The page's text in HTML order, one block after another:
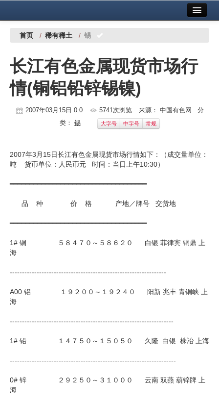
中国有色金属报社主办 广告服务
铜镍铅锌
铝
稀有稀土
科技
《资源再生》杂志
行情报价
数字报
首页 / 稀有稀土 / 锡
长江有色金属现货市场行
情(铜铝铅锌锡镍)
2007年03月15日 0:0 5741次浏览 来源： 中国有色网 分
类： 锡 大字号 中字号 常规
2007年3月15日长江有色金属现货市场行情如下：（成交量单位：
吨 货币单位：人民币元 时间：当日上午10:30）
━━━━━━━━━━━━━━━━━━━━━━━━━━━━━━━━━━━
品 种 价 格 产地／牌号 交货地
━━━━━━━━━━━━━━━━━━━━━━━━━━━━━━━━━━━
1# 铜 ５８４７０～５８６２０ 白银 菲律宾 铜鼎 上
海
----------------------------------------------------------------
A00 铝 １９２００～１９２４０ 阳新 兆丰 青铜峡 上
海
-------------------------------------------------------------------
1# 铅 １４７５０～１５０５０ 久隆 白银 株冶 上海
--------------------------------------------------------------------
0# 锌 ２９２５０～３１０００ 云南 双燕 葫锌牌 上
海